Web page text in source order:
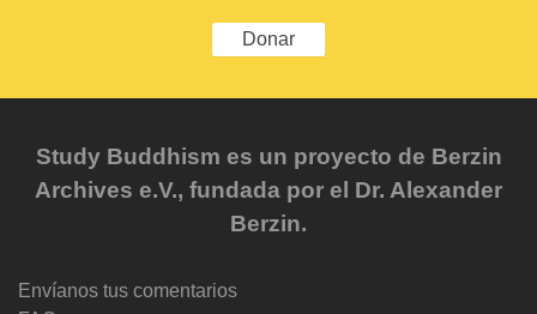
Donar
Study Buddhism es un proyecto de Berzin
Archives e.V., fundada por el Dr. Alexander
Berzin.
Envíanos tus comentarios